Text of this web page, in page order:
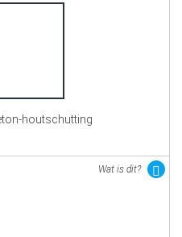
houtschutting
Wat is dit?